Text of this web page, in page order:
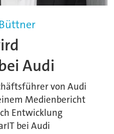
Audi
von Audi
Medienbericht
Entwicklung
bei Audi